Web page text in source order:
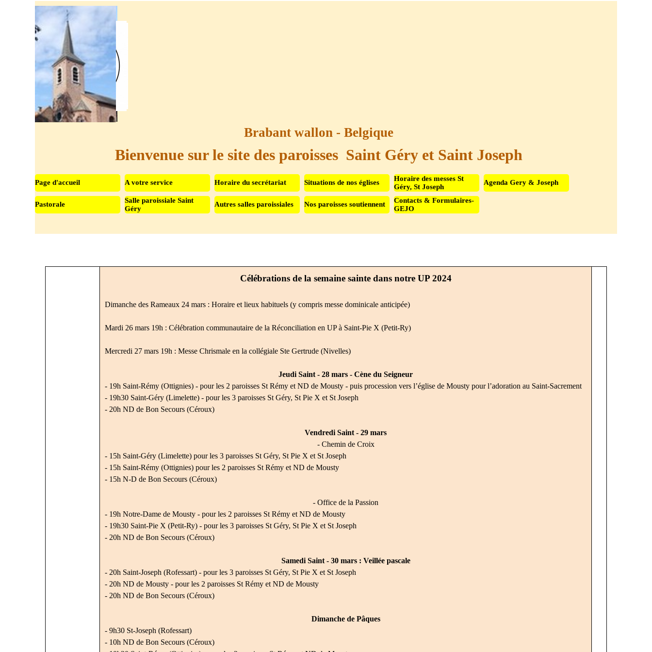
Aller au contenu
Brabant wallon - Belgique
Bienvenue sur le site des paroisses  Saint Géry et Saint Joseph
Sauter le menu
Page d'accueil A votre service Horaire du secrétariat Situations de nos églises
Horaire des messes St
Géry, St Joseph
Agenda Gery & Joseph
Pastorale ▼
Salle paroissiale Saint
Géry
Autres salles paroissiales Nos paroisses soutiennent ▼
Contacts & Formulaires-
GEJO
Célébrations de la semaine sainte dans notre UP 2024
Dimanche des Rameaux 24 mars : Horaire et lieux habituels (y compris messe dominicale anticipée)
Mardi 26 mars 19h : Célébration communautaire de la Réconciliation en UP à Saint-Pie X (Petit-Ry)
Mercredi 27 mars 19h : Messe Chrismale en la collégiale Ste Gertrude (Nivelles)
Jeudi Saint - 28 mars - Cène du Seigneur
- 19h Saint-Rémy (Ottignies) - pour les 2 paroisses St Rémy et ND de Mousty - puis procession vers l’église de Mousty pour l’adoration au Saint-Sacrement
- 19h30 Saint-Géry (Limelette) - pour les 3 paroisses St Géry, St Pie X et St Joseph
- 20h ND de Bon Secours (Céroux)
Vendredi Saint - 29 mars
- Chemin de Croix
- 15h Saint-Géry (Limelette) pour les 3 paroisses St Géry, St Pie X et St Joseph
- 15h Saint-Rémy (Ottignies) pour les 2 paroisses St Rémy et ND de Mousty
- 15h N-D de Bon Secours (Céroux)
- Office de la Passion
- 19h Notre-Dame de Mousty - pour les 2 paroisses St Rémy et ND de Mousty
- 19h30 Saint-Pie X (Petit-Ry) - pour les 3 paroisses St Géry, St Pie X et St Joseph
- 20h ND de Bon Secours (Céroux)
Samedi Saint - 30 mars : Veillée pascale
- 20h Saint-Joseph (Rofessart) - pour les 3 paroisses St Géry, St Pie X et St Joseph
- 20h ND de Mousty - pour les 2 paroisses St Rémy et ND de Mousty
- 20h ND de Bon Secours (Céroux)
Dimanche de Pâques
- 9h30 St-Joseph (Rofessart)
- 10h ND de Bon Secours (Céroux)